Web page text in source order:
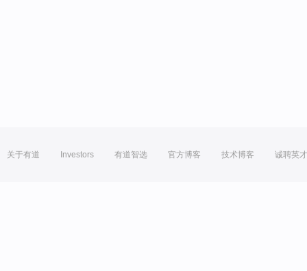
关于有道 Investors 有道智选 官方博客 技术博客 诚聘英才